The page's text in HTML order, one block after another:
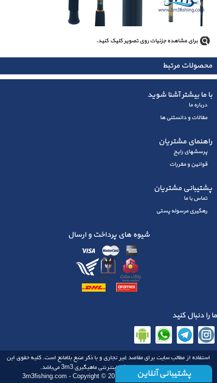
برای مشاهده جزئیات روی تصویر کلیک کنید.
محصولات مرتبط
با ما بیشتر آشنا شوید
درباره ما
مقالات و دانستنی ها
راهنمای مشتریان
پرسشهای رايج
قوانین و مقررات
پشتیبانی مشتریان
تماس با ما
رهگیری مرسوله پستی
شیوه های پرداخت و ارسال
ما را دنبال کنید
استفاده از مطالب سایت برای مقاصد غیر تجاری و با ذکر منبع بلامانع است. کلیه حقوق این
سایت متعلق به فروشگاه اینترنتی ماهیگیری‌‌3m3 می‌باشد.
3m3fishing.com - Copyright © 2013-2018 - All rights reserved.
پشتیبانی آنلاین